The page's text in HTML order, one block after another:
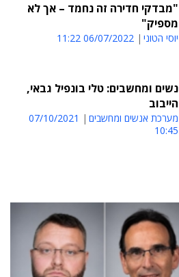
"מבדקי חדירה זה נחמד – אך לא
מספיק"
יוסי הטוני 06/07/2022 11:22
נשים ומחשבים: טלי בונפיל גבאי,
הייבוב
מערכת אנשים ומחשבים
07/10/2021
10:45